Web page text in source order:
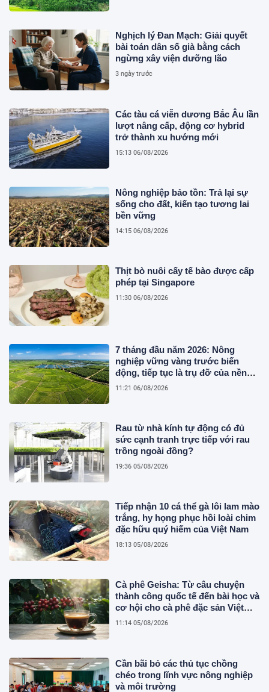
Nghịch lý Đan Mạch: Giải quyết
bài toán dân số già bằng cách
ngừng xây viện dưỡng lão
3 ngày trước
Các tàu cá viễn dương Bắc Âu lần
lượt nâng cấp, động cơ hybrid
trở thành xu hướng mới
15:13 06/08/2026
Nông nghiệp bảo tồn: Trả lại sự
sống cho đất, kiến tạo tương lai
bền vững
14:15 06/08/2026
Thịt bò nuôi cấy tế bào được cấp
phép tại Singapore
11:30 06/08/2026
7 tháng đầu năm 2026: Nông
nghiệp vững vàng trước biến
động, tiếp tục là trụ đỡ của nền
kinh tế
11:21 06/08/2026
Rau từ nhà kính tự động có đủ
sức cạnh tranh trực tiếp với rau
trồng ngoài đồng?
19:36 05/08/2026
Tiếp nhận 10 cá thể gà lôi lam mào
trắng, hy họng phục hồi loài chim
đặc hữu quý hiếm của Việt Nam
18:13 05/08/2026
Cà phê Geisha: Từ câu chuyện
thành công quốc tế đến bài học và
cơ hội cho cà phê đặc sản Việt
Nam
11:14 05/08/2026
Cần bãi bỏ các thủ tục chồng
chéo trong lĩnh vực nông nghiệp
và môi trường